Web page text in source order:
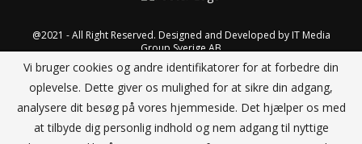
@2021 - All Right Reserved. Designed and Developed by IT Media
Group Sverige AB
TILBAGE TIL TOPPEN
Vi bruger cookies og andre identifikatorer for at forbedre din
oplevelse. Dette giver os mulighed for at sikre din adgang,
analysere dit besøg på vores hjemmeside. Det hjælper os med
at tilbyde dig personlig indhold og nem adgang til nyttige